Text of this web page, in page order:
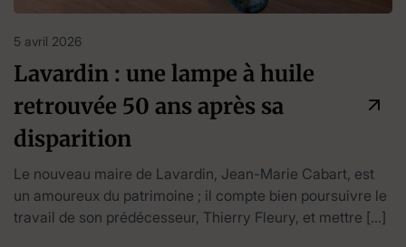
5 avril 2026
Lavardin : une lampe à huile
retrouvée 50 ans après sa
disparition
Le nouveau maire de Lavardin, Jean-Marie Cabart, est
un amoureux du patrimoine ; il compte bien poursuivre le
travail de son prédécesseur, Thierry Fleury, et mettre […]